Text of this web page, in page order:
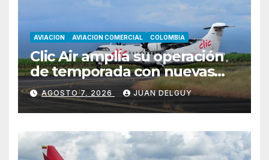
AVIACION AVIACION COMERCIAL COLOMBIA
Clic Air amplía su operación
de temporada con nuevas
rutas hacia Cartagena y Tolú
AGOSTO 7, 2026 JUAN DELGUY